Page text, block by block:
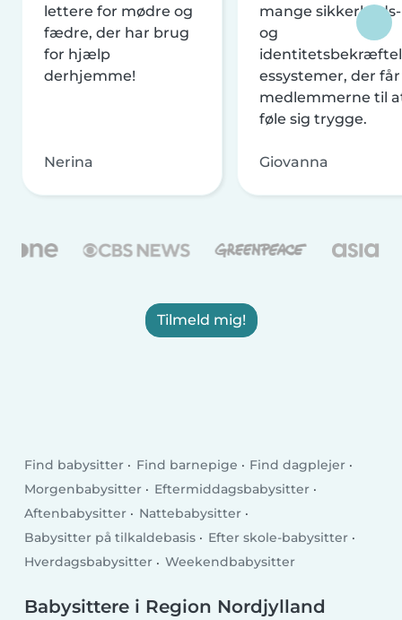
lettere for mødre og
fædre, der har brug
for hjælp
derhjemme!
Nerina
mange sikkerheds-
og
essystemer, der får
medlemmerne til
føle sig trygge.
Giovanna
Tilmeld mig!
Find babysitter Find barnepige
Find dagplejer
Morgenbabysitter
Eftermiddagsbabysitter
Aftenbabysitter
Nattebabysitter
Babysitter på tilkaldebasis
Efter skole-babysitter
Hverdagsbabysitter
Weekendbabysitter
Babysittere i Region Nordjylland